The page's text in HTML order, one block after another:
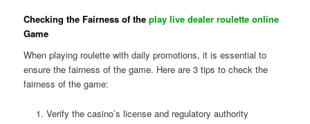
Checking the Fairness of theplay live dealer roulette online
Game
When playing roulette with daily promotions, it is essential to
ensure the fairness of the game. Here are 3 tips to check the
fairness of the game:
Verify the casino’s license and regulatory authority